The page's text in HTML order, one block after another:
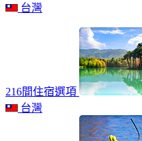
台灣
216間住宿選項
台灣